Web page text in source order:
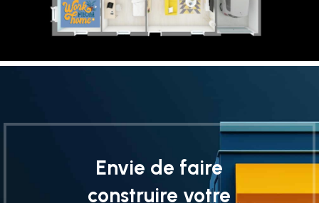
Envie de faire
construire votre